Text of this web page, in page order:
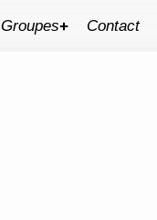
Groupes Contact